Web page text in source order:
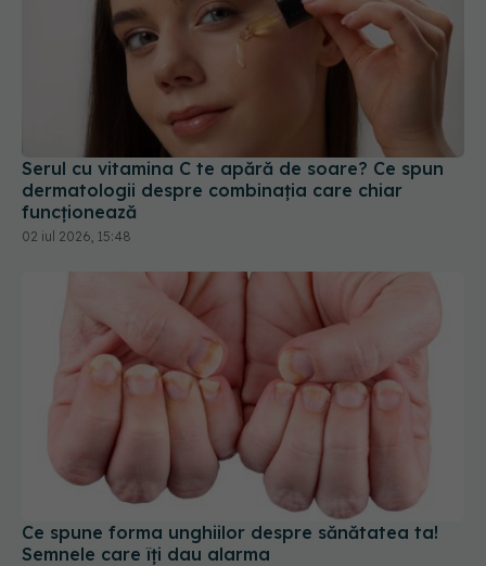
Serul cu vitamina C te apără de soare? Ce spun
dermatologii despre combinația care chiar
funcționează
02 iul 2026, 15:48
Ce spune forma unghiilor despre sănătatea ta!
Semnele care îți dau alarma